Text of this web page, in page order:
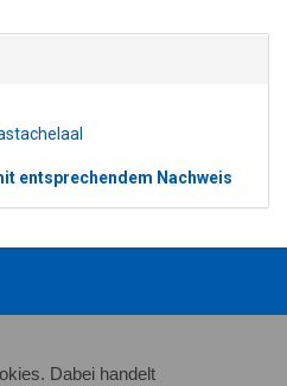
Dabei handelt
entsprechendem Nachweis